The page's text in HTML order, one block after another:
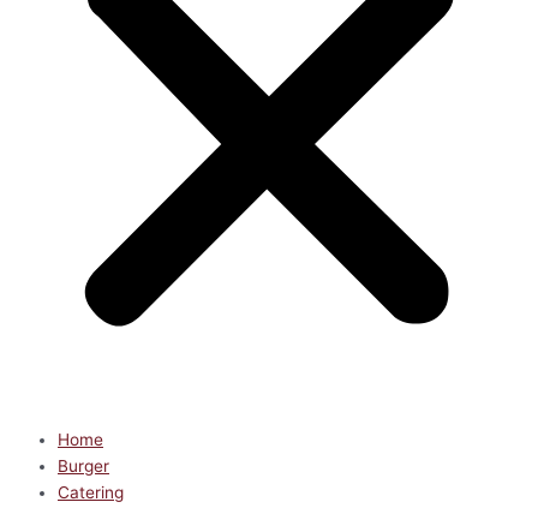
Home
Burger
Catering